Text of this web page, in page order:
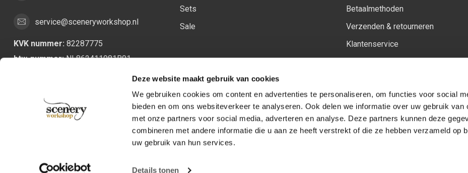
Deze website maakt gebruik van cookies
We gebruiken cookies om content en advertenties te personaliseren, om functies voor social
bieden en om ons websiteverkeer te analyseren. Ook delen we informatie over uw gebruik van
met onze partners voor social media, adverteren en analyse. Deze partners kunnen deze
combineren met andere informatie die u aan ze heeft verstrekt of die ze hebben verzameld op
uw gebruik van hun services.
Details tonen
service@sceneryworkshop.nl
KVK nummer: 82287775
btw-nummer:NL862411981B01
Sets
Sale
Betaalmethoden
Verzenden & retourneren
Klantenservice
Volg ons op:
Facebook
YoutubeInstagram